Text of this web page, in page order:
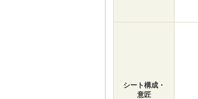
シート構成・
意匠